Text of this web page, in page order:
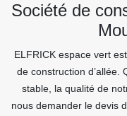
Société de
ELFRICK espace vert
de construction d’allée.
stable, la qualité de
nous demander le devis